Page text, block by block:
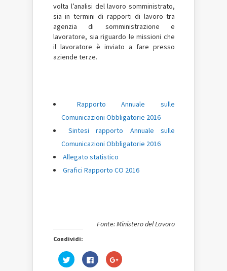
volta l’analisi del lavoro somministrato,
sia in termini di rapporti di lavoro tra
agenzia di somministrazione e
lavoratore, sia riguardo le missioni che
il lavoratore è inviato a fare presso
aziende terze.
Rapporto Annuale sulle
Comunicazioni Obbligatorie 2016
Sintesi rapporto Annuale sulle
Comunicazioni Obbligatorie 2016
Allegato statistico
Grafici Rapporto CO 2016
Fonte: Ministero del Lavoro
Condividi:
Fai
clic
Fai
clic
Fai
clic